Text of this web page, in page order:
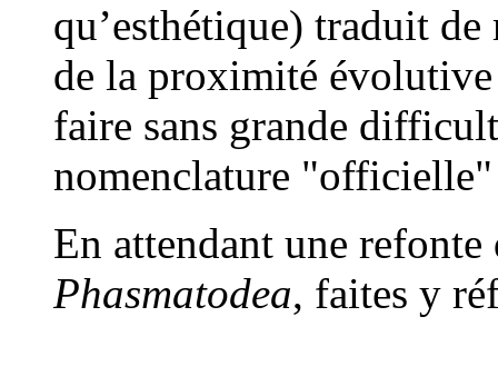
qu’esthétique) traduit
de la proximité
faire sans grande
nomenclature
En attendant une
Phasmatodea, faites y